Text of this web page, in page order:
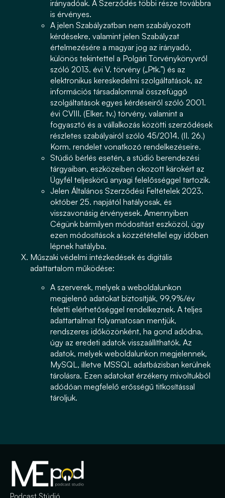
irányadóak. A Szerződés többi része továbbra
is érvényes.
A jelen Szabályzatban nem szabályozott
kérdésekre, valamint jelen Szabályzat
értelmezésére a magyar jog az irányadó,
különös tekintettel a Polgári Törvénykönyvről
szóló 2013. évi V. törvény („Ptk.”) és az
elektronikus kereskedelmi szolgáltatások, az
információs társadalommal összefüggő
szolgáltatások egyes kérdéseiről szóló 2001.
évi CVIII. (Elker. tv.) törvény, valamint a
fogyasztó és a vállalkozás közötti szerződések
részletes szabályairól szóló 45/2014. (II. 26.)
Korm. rendelet vonatkozó rendelkezéseire.
Stúdió bérlés esetén, a stúdió berendezési
tárgyaiban, eszközeiben okozott károkért az
Ügyfél teljeskörű anyagi felelősséggel tartozik.
Jelen Általános Szerződési Feltételek 2023.
október 25. napjától hatályosak, és
visszavonásig érvényesek. Amennyiben
Cégünk bármilyen módosítást eszközöl, úgy
ezen módosítások a közzététellel egy időben
lépnek hatályba.
Műszaki védelmi intézkedések és digitális
adattartalom működése:
A szerverek, melyek a weboldalunkon
megjelenő adatokat biztosítják, 99,9%/év
feletti elérhetőséggel rendelkeznek. A teljes
adattartalmat folyamatosan mentjük,
rendszeres időközönként, ha gond adódna,
úgy az eredeti adatok visszaállíthatók. Az
adatok, melyek weboldalunkon megjelennek,
MySQL, illetve MSSQL adatbázisban kerülnek
tárolásra. Ezen adatokat érzékeny mivoltukból
adódóan megfelelő erősségű titkosítással
tároljuk.